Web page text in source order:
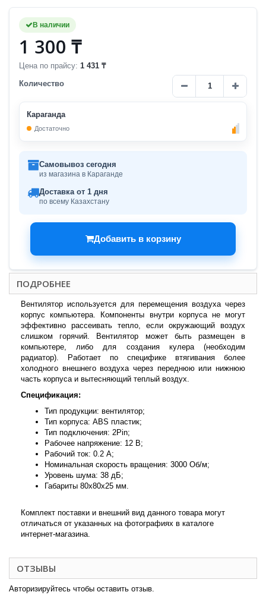
В наличии
1 300 ₸
Цена по прайсу: 1 431 ₸
Количество
Караганда
Достаточно
Самовывоз сегодня
из магазина в Караганде
Доставка от 1 дня
по всему Казахстану
Добавить в корзину
ПОДРОБНЕЕ
Вентилятор используется для перемещения воздуха через
корпус компьютера. Компоненты внутри корпуса не могут
эффективно рассеивать тепло, если окружающий воздух
слишком горячий. Вентилятор может быть размещен в
компьютере, либо для создания кулера (необходим
радиатор). Работает по специфике втягивания более
холодного внешнего воздуха через переднюю или нижнюю
часть корпуса и вытесняющий теплый воздух.
Спецификация:
Тип продукции: вентилятор;
Тип корпуса: ABS пластик;
Тип подключения: 2Pin;
Рабочее напряжение: 12 В;
Рабочий ток: 0.2 А;
Номинальная скорость вращения: 3000 Об/м;
Уровень шума: 38 дБ;
Габариты 80x80x25 мм.
Комплект поставки и внешний вид данного товара могут
отличаться от указанных на фотографиях в каталоге
интернет-магазина.
ОТЗЫВЫ
Авторизируйтесь чтобы оставить отзыв.